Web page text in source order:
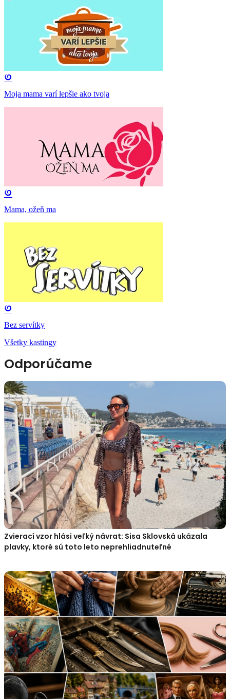
Moja mama varí lepšie ako tvoja
Mama, ožeň ma
Bez servítky
Všetky kastingy
Odporúčame
Zvierací vzor hlási veľký návrat: Sisa Sklovská ukázala
plavky, ktoré sú toto leto neprehliadnuteľné